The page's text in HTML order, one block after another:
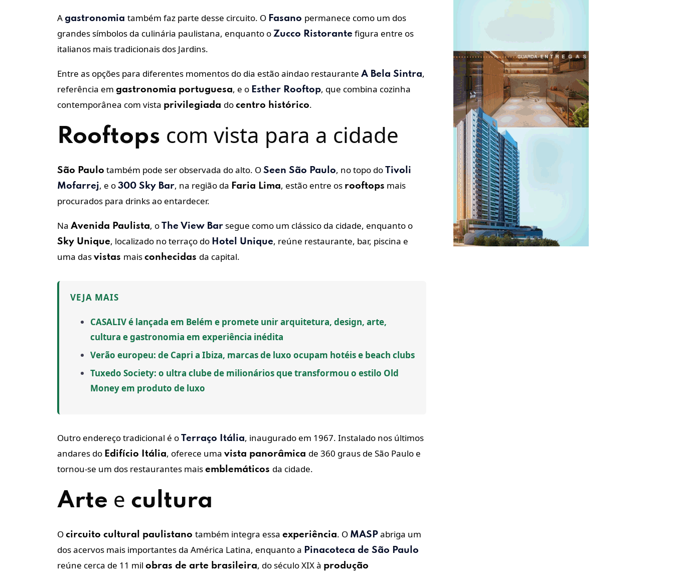
A gastronomia também faz parte desse circuito. O Fasano permanece como um dos
grandes símbolos da culinária paulistana, enquanto o Zucco Ristorante figura entre os
italianos mais tradicionais dos Jardins.
Entre as opções para diferentes momentos do dia estão aindao restaurante A Bela Sintra,
referência em gastronomia portuguesa, e o Esther Rooftop, que combina cozinha
contemporânea com vista privilegiada do centro histórico.
Rooftops com vista para a cidade
São Paulo também pode ser observada do alto. O Seen São Paulo, no topo do Tivoli
Mofarrej, e o 300 Sky Bar, na região da Faria Lima, estão entre os rooftops mais
procurados para drinks ao entardecer.
Na Avenida Paulista, o The View Bar segue como um clássico da cidade, enquanto o
Sky Unique, localizado no terraço do Hotel Unique, reúne restaurante, bar, piscina e
uma das vistas mais conhecidas da capital.
VEJA MAIS
CASALIV é lançada em Belém e promete unir arquitetura, design, arte,
cultura e gastronomia em experiência inédita
Verão europeu: de Capri a Ibiza, marcas de luxo ocupam hotéis e beach clubs
Tuxedo Society: o ultra clube de milionários que transformou o estilo Old
Money em produto de luxo
Outro endereço tradicional é o Terraço Itália, inaugurado em 1967. Instalado nos últimos
andares do Edifício Itália, oferece uma vista panorâmica de 360 graus de São Paulo e
tornou-se um dos restaurantes mais emblemáticos da cidade.
Arte e cultura
O circuito cultural paulistano também integra essa experiência. O MASP abriga um
dos acervos mais importantes da América Latina, enquanto a Pinacoteca de São Paulo
reúne cerca de 11 mil obras de arte brasileira, do século XIX à produção